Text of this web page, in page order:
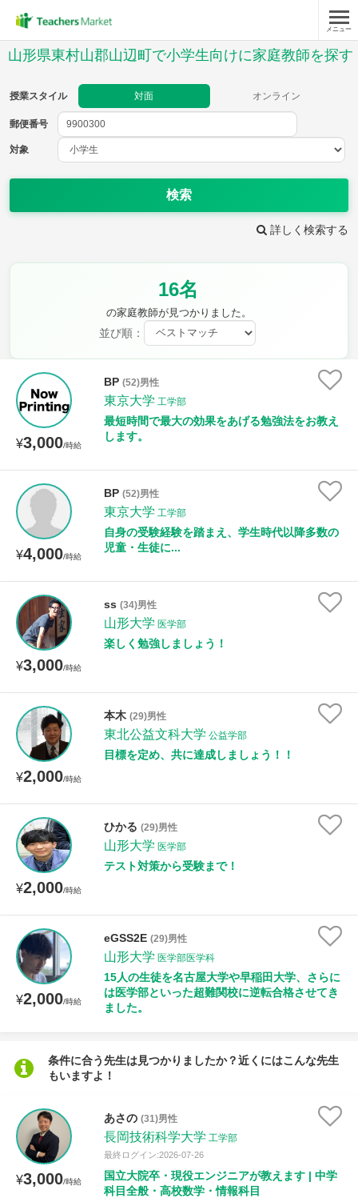
メニュー
山形県東村山郡山辺町で小学生向けに家庭教師を探す
授業スタイル 対面 オンライン
郵便番号
対象
検索
詳しく検索する
16名
の家庭教師が見つかりました。
並び順：
¥3,000/時給
BP (52)男性
東京大学 工学部
最短時間で最大の効果をあげる勉強法をお教え
します。
¥4,000/時給
BP (52)男性
東京大学 工学部
自身の受験経験を踏まえ、学生時代以降多数の
児童・生徒に...
¥3,000/時給
ss (34)男性
山形大学 医学部
楽しく勉強しましょう！
¥2,000/時給
本木 (29)男性
東北公益文科大学 公益学部
目標を定め、共に達成しましょう！！
¥2,000/時給
ひかる (29)男性
山形大学 医学部
テスト対策から受験まで！
¥2,000/時給
eGSS2E (29)男性
山形大学 医学部医学科
15人の生徒を名古屋大学や早稲田大学、さらに
は医学部といった超難関校に逆転合格させてき
ました。
条件に合う先生は見つかりましたか？近くにはこんな先生
もいますよ！
¥3,000/時給
あさの (31)男性
長岡技術科学大学 工学部
最終ログイン:2026-07-26
国立大院卒・現役エンジニアが教えます | 中学
科目全般・高校数学・情報科目
郵便番号
教科
理科
保健・体育 図画工作 書写
時給：¥1,000 ～ ¥10,000
授業可能日
土曜日 日曜日
所属大学
距離：15km以内
年齢：18-101歳
性別